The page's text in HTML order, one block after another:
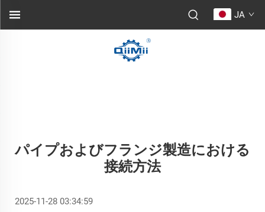
JA
パイプおよびフランジ製造における
接続方法
2025-11-28 03:34:59